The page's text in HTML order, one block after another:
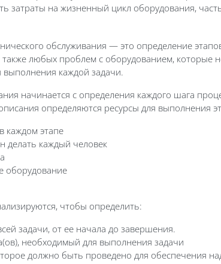
затраты на жизненный цикл оборудования,
обслуживания — это определение
любых проблем с оборудованием, которые
каждой задачи.
начинается с определения каждого шага
определяются ресурсы для выполнения
каждом этапе
делать каждый человек
оборудование
чтобы определить:
задачи, от ее начала до завершения.
необходимый для выполнения задачи
должно быть проведено для обеспечения